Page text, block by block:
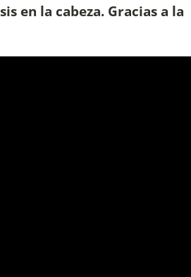
en la cabeza. Gracias a la